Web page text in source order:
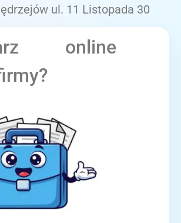
ul. 11 Listopada 30
online